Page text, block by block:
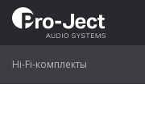
Hi-Fi-комплекты